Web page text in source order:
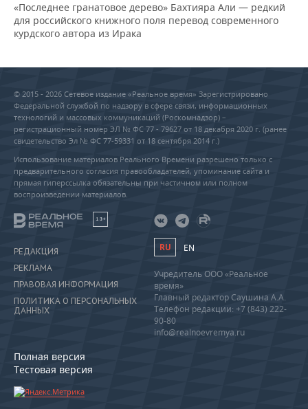
«Последнее гранатовое дерево» Бахтияра Али — редкий
для российского книжного поля перевод современного
курдского автора из Ирака
© 2015 - 2026 Сетевое издание «Реальное время» Зарегистрировано
Федеральной службой по надзору в сфере связи, информационных
технологий и массовых коммуникаций (Роскомнадзор) –
регистрационный номер ЭЛ № ФС 77 - 79627 от 18 декабря 2020 г. (ранее
свидетельство Эл № ФС 77-59331 от 18 сентября 2014 г.)
Использование материалов Реального Времени разрешено только с
предварительного согласия правообладателей, упоминание сайта и
прямая гиперссылка обязательны при частичном или полном
воспроизведении материалов.
18+
РЕДАКЦИЯ
РЕКЛАМА
ПРАВОВАЯ ИНФОРМАЦИЯ
ПОЛИТИКА О ПЕРСОНАЛЬНЫХ
ДАННЫХ
Полная версия
Тестовая версия
RU EN
Учредитель ООО «Реальное
время»
Главный редактор Саушина А.А.
Телефон редакции: +7 (843) 222-
90-80
info@realnoevremya.ru